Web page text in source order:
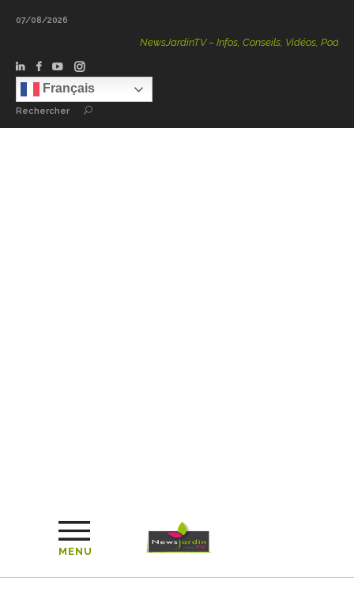
07/08/2026
NewsJardinTV – Infos, Conseils, Vidéos, Podcasts – 100
Français
Rechercher
MENU